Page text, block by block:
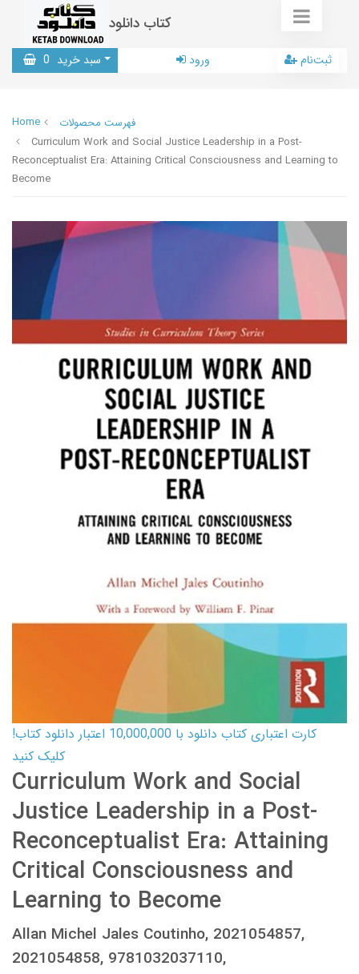
کتاب دانلود
سبد خرید 0 ورود ثبت‌نام
Home
فهرست محصولات
Curriculum Work and Social Justice Leadership in a Post-
Reconceptualist Era: Attaining Critical Consciousness and Learning to
Become
کارت اعتباری کتاب دانلود با 10,000,000 اعتبار دانلود کتاب!
کلیک کنید
Curriculum Work and Social
Justice Leadership in a Post-
Reconceptualist Era: Attaining
Critical Consciousness and
Learning to Become
Allan Michel Jales Coutinho, 2021054857,
2021054858, 9781032037110,